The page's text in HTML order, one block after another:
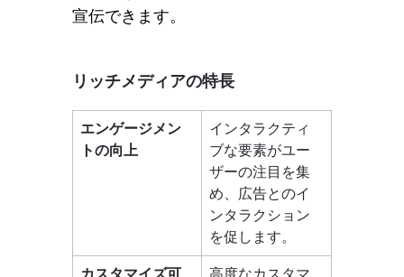
宣伝できます。
リッチメディアの特長
エンゲージメン
トの向上
インタラクティ
ブな要素がユー
ザーの注目を集
め、広告とのイ
ンタラクション
を促します。
カスタマイズ可
高度なカスタマ